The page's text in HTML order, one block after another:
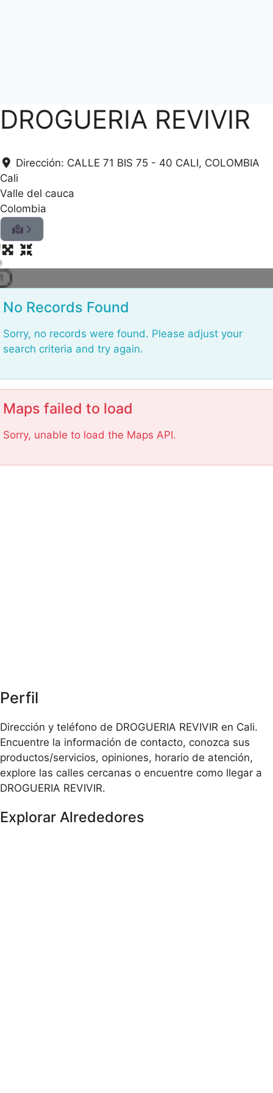
DROGUERIA REVIVIR
Dirección: CALLE 71 BIS 75 - 40 CALI, COLOMBIA
Cali
Valle del cauca
Colombia
o
No Records Found
Sorry, no records were found. Please adjust your
search criteria and try again.
Maps failed to load
Sorry, unable to load the Maps API.
Perfil
Dirección y teléfono de DROGUERIA REVIVIR en Cali.
Encuentre la información de contacto, conozca sus
productos/servicios, opiniones, horario de atención,
explore las calles cercanas o encuentre como llegar a
DROGUERIA REVIVIR.
Explorar Alrededores